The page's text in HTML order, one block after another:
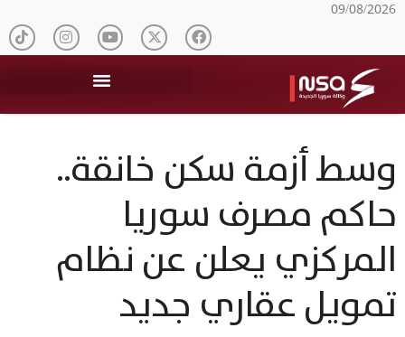
09/08/2026
وسط أزمة سكن خانقة..
حاكم مصرف سوريا
المركزي يعلن عن نظام
تمويل عقاري جديد